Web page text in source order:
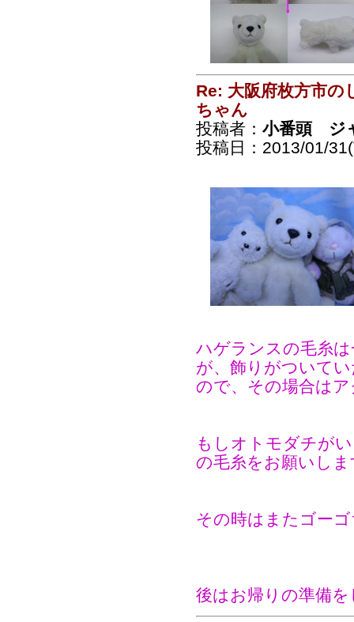
Re: 大阪府枚方市の
ちゃん
投稿者： 小番頭 ジ
投稿日：2013/01/
ハゲランスの毛糸
が、飾りがついて
ので、その場合は
もしオトモダチが
の毛糸をお願いしま
その時はまたゴー
後はお帰りの準備